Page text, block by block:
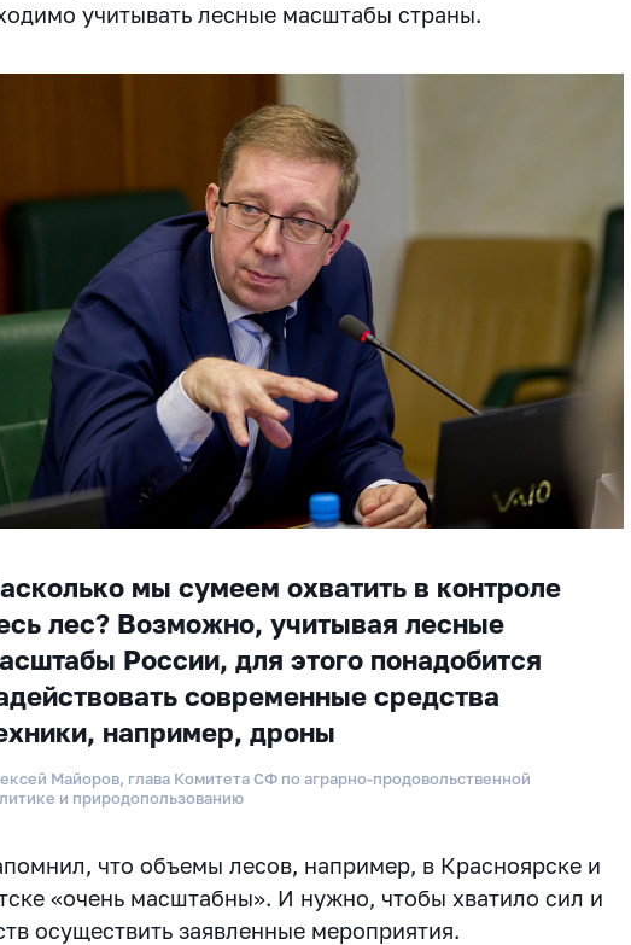
учитывать лесные масштабы страны.
мы сумеем охватить в контроле
лес? Возможно, учитывая лесные
России, для этого понадобится
современные средства
например, дроны
Майоров, глава Комитета СФ по аграрно-продовольственной
и природопользованию
что объемы лесов, например, в Красноярске и
«очень масштабны». И нужно, чтобы хватило сил и
осуществить заявленные мероприятия.